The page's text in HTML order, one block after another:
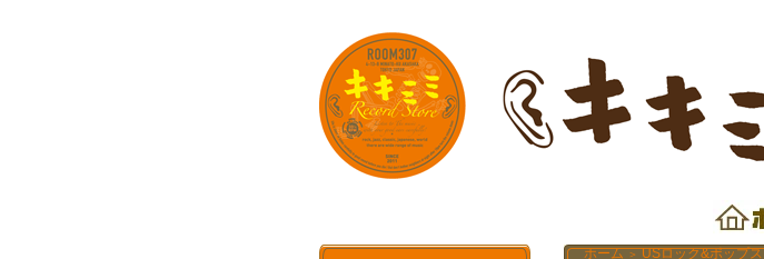
ホーム ＞ USロック&ポップス